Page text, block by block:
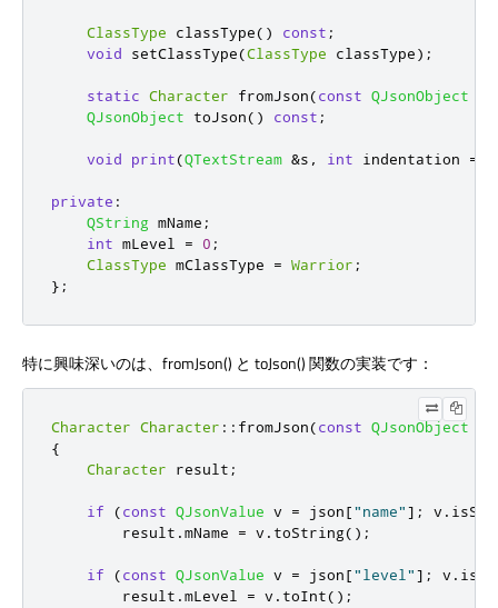
ClassType classType() const ;
void setClassType(ClassType classType);
static Character fromJson(const QJsonObject
QJsonObject toJson() const ;
void print(QTextStream &s , int indentation =
private :
QString mName ;
int mLevel = 0 ;
ClassType mClassType = Warrior ;
};
特に興味深いのは、fromJson() と toJson() 関数の実装です：
Character Character :: fromJson(const QJsonObject
{
Character result ;
if (const QJsonValue v = json["name"] ; v .
        result
.mName = v . toString();
if (const QJsonValue v = json["level"] ; v .
        result
.mLevel = v . toInt();